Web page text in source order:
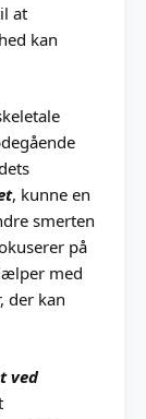
at
kan
, kunne en
smerten
på
med
der kan
ved